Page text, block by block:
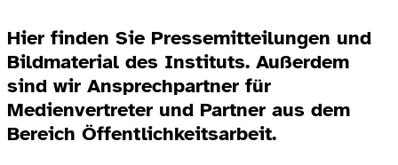
Hier finden Sie Pressemitteilungen und
Bildmaterial des Instituts. Außerdem
sind wir Ansprechpartner für
Medienvertreter und Partner aus dem
Bereich Öffentlichkeitsarbeit.